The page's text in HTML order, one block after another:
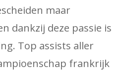
maar
dankzij deze passie is
Top assists aller
frankrijk